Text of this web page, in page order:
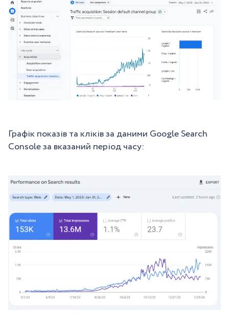
Графік показів та кліків за даними Google Search
Console за вказаний період часу: